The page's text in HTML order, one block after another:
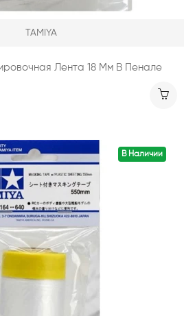
TAMIYA
Лента 18 Мм В Пенале
В Наличии